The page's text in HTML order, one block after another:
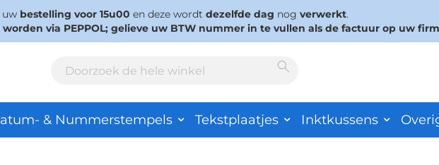
uw bestelling voor 15u00 en deze wordt dezelfde dag nog verwerkt.
via PEPPOL; gelieve uw BTW nummer in te vullen als de factuur op uw
& Nummerstempels Tekstplaatjes Inktkussens